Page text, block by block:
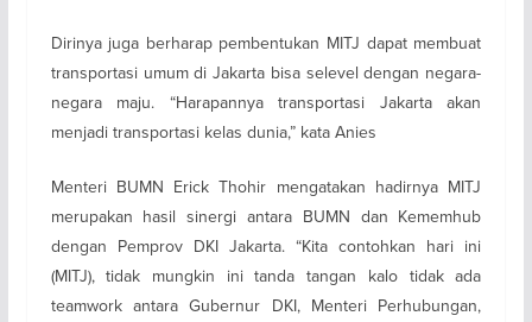
Dirinya juga berharap pembentukan MITJ dapat membuat
transportasi umum di Jakarta bisa selevel dengan negara-
negara maju. “Harapannya transportasi Jakarta akan
menjadi transportasi kelas dunia,” kata Anies
Menteri BUMN Erick Thohir mengatakan hadirnya MITJ
merupakan hasil sinergi antara BUMN dan Kememhub
dengan Pemprov DKI Jakarta. “Kita contohkan hari ini
(MITJ), tidak mungkin ini tanda tangan kalo tidak ada
teamwork antara Gubernur DKI, Menteri Perhubungan,